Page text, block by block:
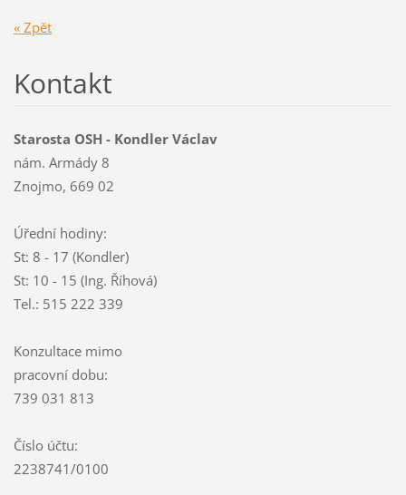
« Zpět
Kontakt
Starosta OSH - Kondler Václav
nám. Armády 8
Znojmo, 669 02
Úřední hodiny:
St: 8 - 17 (Kondler)
St: 10 - 15 (Ing. Říhová)
Tel.: 515 222 339
Konzultace mimo
pracovní dobu:
739 031 813
Číslo účtu:
2238741/0100